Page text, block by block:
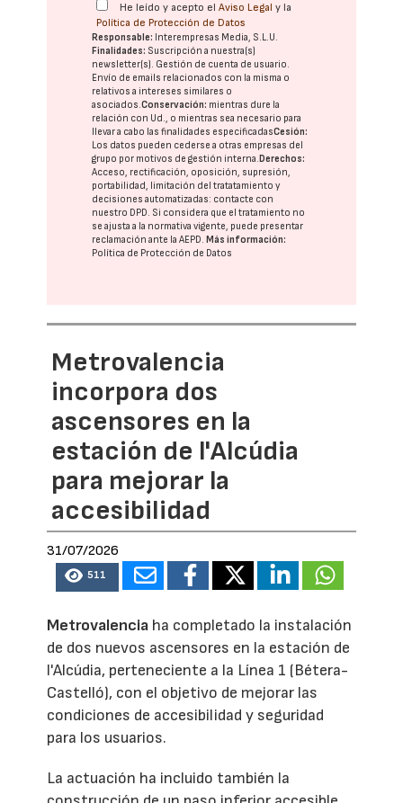
He leído y acepto elAviso Legal y la
Política de Protección de Datos
Responsable: Interempresas Media, S.L.U.
Finalidades: Suscripción a nuestra(s)
newsletter(s). Gestión de cuenta de usuario.
Envío de emails relacionados con la misma o
relativos a intereses similares o
asociados.Conservación: mientras dure la
relación con Ud., o mientras sea necesario para
llevar a cabo las finalidades especificadasCesión:
Los datos pueden cederse a otras empresas del
grupo por motivos de gestión interna. Derechos:
Acceso, rectificación, oposición, supresión,
portabilidad, limitación del tratatamiento y
decisiones automatizadas: contacte con
nuestro DPD. Si considera que el tratamiento no
se ajusta a la normativa vigente, puede presentar
reclamación ante laAEPD. Más información:
Política de Protección de Datos
Metrovalencia
incorpora dos
ascensores en la
estación de l'Alcúdia
para mejorar la
accesibilidad
31/07/2026
511
Metrovalencia ha completado la instalación
de dos nuevos ascensores en la estación de
l'Alcúdia, perteneciente a la Línea 1 (Bétera-
Castelló), con el objetivo de mejorar las
condiciones de accesibilidad y seguridad
para los usuarios.
La actuación ha incluido también la